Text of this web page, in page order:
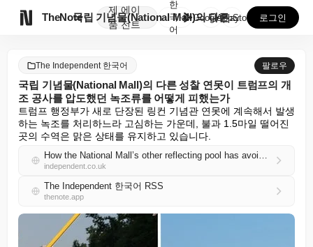
TheNote
제
품
에이
전트
국립 기념물(National Mall)의 다른 성찰 연...
한
국
어
GooglePlay
AppStore 로그인
The Independent 한국어 팔로우
국립 기념물(National Mall)의 다른 성찰 연못이 트럼프의 개
조 공사를 압도했던 녹조류를 어떻게 피했는가
트럼프 행정부가 새로 단장된 링컨 기념관 연못에 계속해서 발생
하는 녹조를 처리하느라 고심하는 가운데, 불과 1.5마일 떨어진
곳의 수역은 맑은 상태를 유지하고 있습니다.
How the National Mall’s other reflecting pool has avoided the green algae that overwhelmed Trump’s renovations
independent.co.uk
The Independent 한국어 RSS
thenote.app